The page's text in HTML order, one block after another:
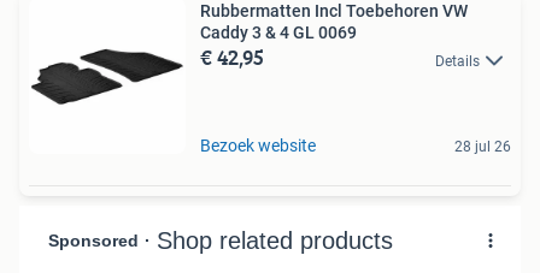
Rubbermatten Incl Toebehoren VW
Caddy 3 & 4 GL 0069
€ 42,95 Details
Bezoek website 28 jul 26